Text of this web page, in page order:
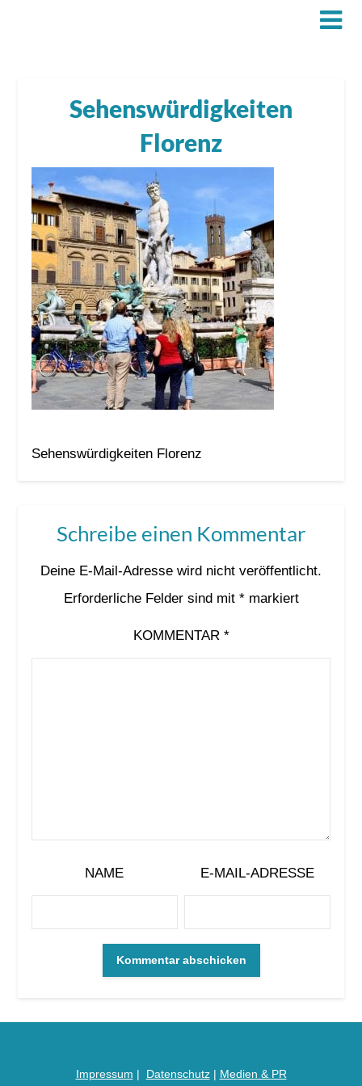
Sehenswürdigkeiten
Florenz
Sehenswürdigkeiten Florenz
Schreibe einen Kommentar
Deine E-Mail-Adresse wird nicht veröffentlicht.
Erforderliche Felder sind mit *markiert
KOMMENTAR *
NAME E-MAIL-ADRESSE
Impressum | Datenschutz| Medien & PR